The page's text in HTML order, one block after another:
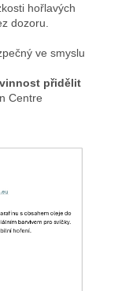
hořlavých
dozoru.
ve smyslu
přidělit
Centre